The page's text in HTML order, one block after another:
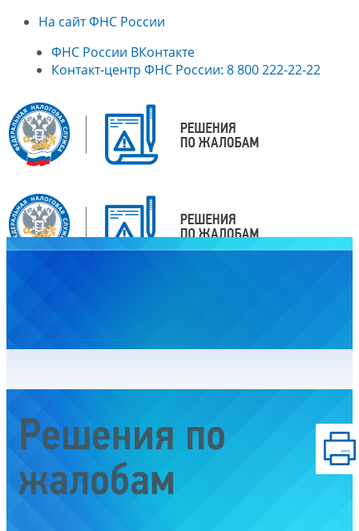
На сайт ФНС России
ФНС России ВКонтакте
Контакт-центр ФНС России: 8 800 222-22-22
Решения по
жалобам